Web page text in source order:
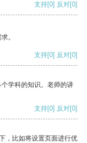
支持[0] 反对[0]
。
支持[0] 反对[0]
学科的知识。老师的讲
支持[0] 反对[0]
，比如将设置页面进行优